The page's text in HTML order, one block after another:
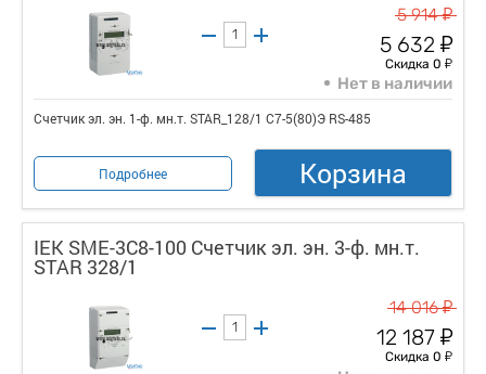
5 914у
5 632 у
Скидка 0 у
Нет в наличии
Счетчик эл. эн. 1-ф. мн.т. STAR_128/1 С7-5(80)Э RS-485
Подробнее Корзина
IEK SME-3C8-100 Счетчик эл. эн. 3-ф. мн.т.
STAR 328/1
14 016у
12 187 у
Скидка 0 у